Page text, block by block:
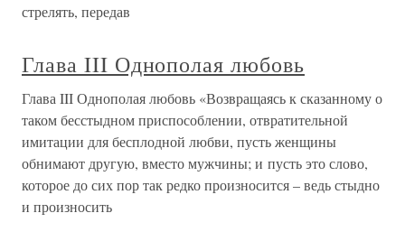
стрелять, передав
Глава III Однополая любовь
Глава III Однополая любовь «Возвращаясь к сказанному о
таком бесстыдном приспособлении, отвратительной
имитации для бесплодной любви, пусть женщины
обнимают другую, вместо мужчины; и пусть это слово,
которое до сих пор так редко произносится – ведь стыдно
и произносить